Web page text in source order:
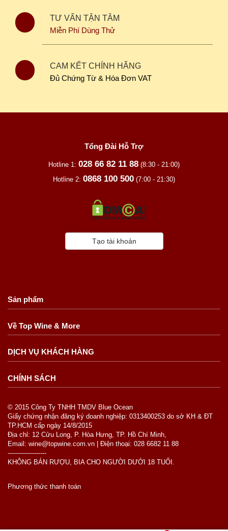
TƯ VẤN TẬN TÂM
Miễn Phí Dùng Thử
CAM KẾT CHÍNH HÃNG
Đủ Chứng Từ & Hóa Đơn VAT
Sản phẩm
Về Top Wine & More
DỊCH VỤ KHÁCH HÀNG
CHÍNH SÁCH
Tổng Đài Hỗ Trợ
Hotline 1: 028 66 82 11 88 (8:30 - 21:00)
Hotline 2: 0868 100 500 (7:00 - 21:30)
Tạo tài khoản
© 2015 Công Ty TNHH TMDV Blue Ocean
Giấy chứng nhận đăng ký doanh nghiệp: 0313400253 do sở KH & ĐT
TP.HCM cấp ngày 14/8/2015
Địa chỉ: 12 Cửu Long, P. Hòa Hưng, TP. Hồ Chí Minh,
Email: wine@topwine.com.vn | Điện thoại: 028 6682 11 88
-------------------
KHÔNG BÁN RƯỢU, BIA CHO NGƯỜI DƯỚI 18 TUỔI.
Phương thức thanh toán